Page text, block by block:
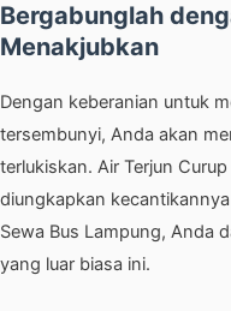
Bergabunglah
Menakjubkan
Dengan keberanian untuk
tersembunyi, Anda akan
terlukiskan. Air Terjun
diungkapkan
Sewa Bus Lampung, Anda
yang luar biasa ini.